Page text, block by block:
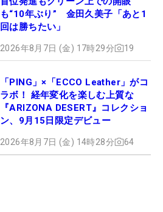
も“10年ぶり” 金田久美子「あと1
回は勝ちたい」
2026年8月7日 (金) 17時29分 19
「PING」×「ECCO Leather」がコ
ラボ！ 経年変化を楽しむ上質な
『ARIZONA DESERT』コレクショ
ン、9月15日限定デビュー
2026年8月7日 (金) 14時28分 64